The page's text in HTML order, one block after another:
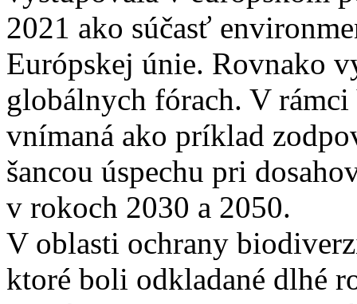
2021 ako súčasť
Európskej únie. Rovnako
globálnych fórach. V
vnímaná ako príklad
šancou úspechu pri
v rokoch 2030 a 2050.
V oblasti ochrany
ktoré boli odkladané dlhé